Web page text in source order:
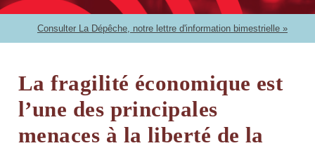
Consulter La Dépêche, notre lettre d'information bimestrielle »
La fragilité économique est
l’une des principales
menaces à la liberté de la